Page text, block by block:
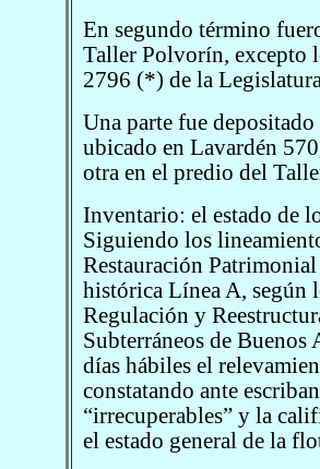
En segundo término
Taller Polvorín, excepto
2796 (*) de la
Una parte fue
ubicado en Lavardén
otra en el predio del
Inventario: el estado de
Siguiendo los
Restauración
histórica Línea A, según
Regulación y
Subterráneos de
días hábiles el
constatando ante
“irrecuperables” y la
el estado general de la